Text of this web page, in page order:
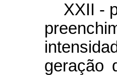
XXII -
geração